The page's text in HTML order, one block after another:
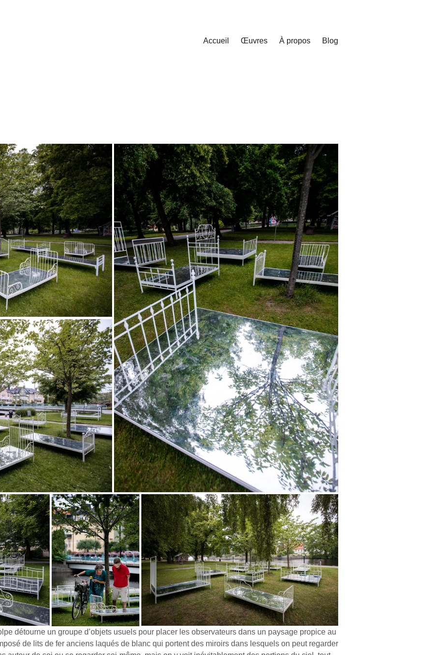
Accueil Œuvres À propos Blog
détourne un groupe d’objets usuels pour placer les observateurs dans un paysage propice au
de lits de fer anciens laqués de blanc qui portent des miroirs dans lesquels on peut regarder